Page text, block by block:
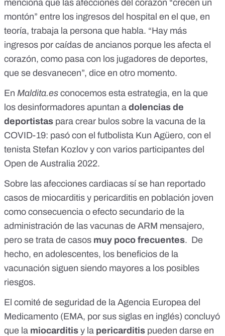
menciona que las afecciones del corazón “crecen un
montón” entre los ingresos del hospital en el que, en
teoría, trabaja la persona que habla. “Hay más
ingresos por caídas de ancianos porque les afecta el
corazón, como pasa con los jugadores de deportes,
que se desvanecen”, dice en otro momento.
En Maldita.es conocemos esta estrategia, en la que
los desinformadores apuntan a dolencias de
deportistas para crear bulos sobre la vacuna de la
COVID-19: pasó con el futbolista Kun Agüero, con el
tenista Stefan Kozlov y con varios participantes del
Open de Australia 2022.
Sobre las afecciones cardiacas sí se han reportado
casos de miocarditis y pericarditis en población joven
como consecuencia o efecto secundario de la
administración de las vacunas de ARM mensajero,
pero se trata de casos muy poco frecuentes. De
hecho, en adolescentes, los beneficios de la
vacunación siguen siendo mayores a los posibles
riesgos.
El comité de seguridad de la Agencia Europea del
Medicamento (EMA, por sus siglas en inglés) concluyó
que la miocarditis y la pericarditis pueden darse en